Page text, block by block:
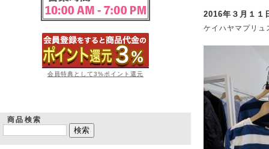
会員特典として3%ポイント還元
商品検索
2016年３月１１
ケイハヤマプリ